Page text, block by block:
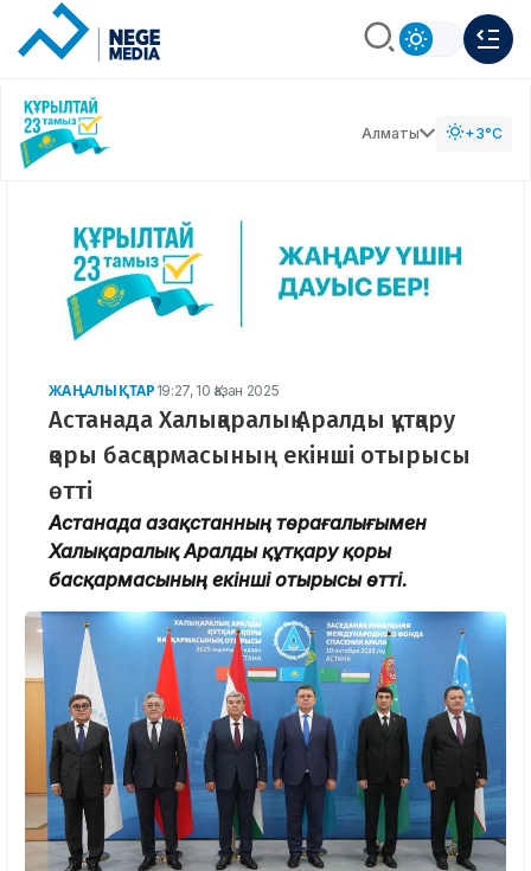
Алматы +3°C
ЖАҢАЛЫҚТАР 19:27, 10 Қазан 2025
Астанада Халықаралық Аралды құтқару
қоры басқармасының екінші отырысы
өтті
Астанада Қазақстанның төрағалығымен
Халықаралық Аралды құтқару қоры
басқармасының екінші отырысы өтті.